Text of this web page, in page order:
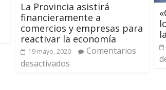
La Provincia asistirá
financieramente a
comercios y empresas para
reactivar la economía
19 mayo, 2020
Comentarios
desactivados